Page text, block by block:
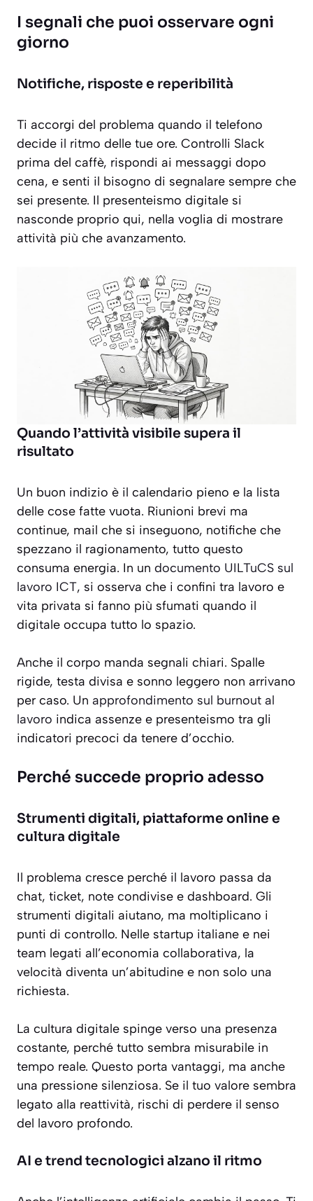
I segnali che puoi osservare ogni
giorno
Notifiche, risposte e reperibilità
Ti accorgi del problema quando il telefono
decide il ritmo delle tue ore. Controlli Slack
prima del caffè, rispondi ai messaggi dopo
cena, e senti il bisogno di segnalare sempre che
sei presente. Il presenteismo digitale si
nasconde proprio qui, nella voglia di mostrare
attività più che avanzamento.
Quando l’attività visibile supera il
risultato
Un buon indizio è il calendario pieno e la lista
delle cose fatte vuota. Riunioni brevi ma
continue, mail che si inseguono, notifiche che
spezzano il ragionamento, tutto questo
consuma energia. In un documento UILTuCS sul
lavoro ICT, si osserva che i confini tra lavoro e
vita privata si fanno più sfumati quando il
digitale occupa tutto lo spazio.
Anche il corpo manda segnali chiari. Spalle
rigide, testa divisa e sonno leggero non arrivano
per caso. Un approfondimento sul burnout al
lavoro indica assenze e presenteismo tra gli
indicatori precoci da tenere d’occhio.
Perché succede proprio adesso
Strumenti digitali, piattaforme online e
cultura digitale
Il problema cresce perché il lavoro passa da
chat, ticket, note condivise e dashboard. Gli
strumenti digitali aiutano, ma moltiplicano i
punti di controllo. Nelle startup italiane e nei
team legati all’economia collaborativa, la
velocità diventa un’abitudine e non solo una
richiesta.
La cultura digitale spinge verso una presenza
costante, perché tutto sembra misurabile in
tempo reale. Questo porta vantaggi, ma anche
una pressione silenziosa. Se il tuo valore sembra
legato alla reattività, rischi di perdere il senso
del lavoro profondo.
AI e trend tecnologici alzano il ritmo